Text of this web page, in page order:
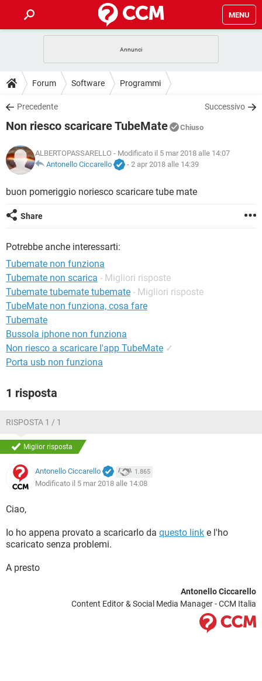
MENU
INTRATTENIMENTO ANDROID
iOS
INSTAGRAM WHATSAPP
TIKTOK
HARDWARE
GUIDE
COVID-19 GAMING
INSTAGRAM WHATSAPP
TIKTOK
HARDWARE
DOWNLOAD
COVID-19 GAMING
INTRATTENIMENTO
iOS WINDOWS 10
WHATSAPP
COVID-19 GAMING
INTRATTENIMENTO
iOS WINDOWS 10
INSTAGRAM
GLOSSARIO
GAMING
INSTAGRAM
TIKTOK
Forum Software Programmi
Precedente Successivo
Non riesco scaricare TubeMate Chiuso
ALBERTOPASSARELLO - Modificato il 5 mar 2018 alle 14:07
Antonello Ciccarello
- 2 apr 2018 alle 14:39
buon pomeriggio noriesco scaricare tube mate
Share
Potrebbe anche interessarti:
Tubemate non funziona
Tubemate non scarica - Migliori risposte
Tubemate tubemate tubemate - Migliori risposte
TubeMate non funziona, cosa fare
Tubemate
Bussola iphone non funziona
Non riesco a scaricare l'app TubeMate ✓
Porta usb non funziona
1 risposta
RISPOSTA 1 / 1
Miglior risposta
Antonello Ciccarello 1.865
Modificato il 5 mar 2018 alle 14:08
Ciao,
Io ho appena provato a scaricarlo da questo link e l'ho
scaricato senza problemi.
A presto
Antonello Ciccarello
Content Editor & Social Media Manager - CCM Italia